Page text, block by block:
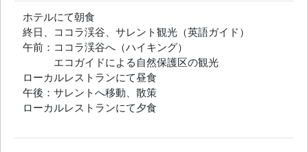
ホテルにて朝食
終日、ココラ渓谷、サレント観光（英語ガイド）
午前：ココラ渓谷へ（ハイキング）
エコガイドによる自然保護区の観光
ローカルレストランにて昼食
午後：サレントへ移動、散策
ローカルレストランにて夕食